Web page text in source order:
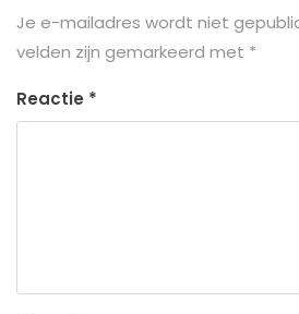
Je e-mailadres wordt niet
velden zijn gemarkeerd met *
Reactie *